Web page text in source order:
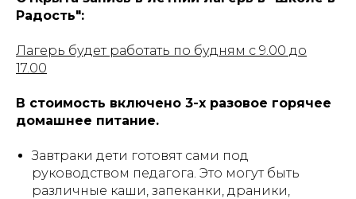
Радость":
Лагерь будет работать по будням с 9.00 до
17.00
В стоимость включено 3-х разовое горячее
домашнее питание.
Завтраки дети готовят сами под
руководством педагога. Это могут быть
различные каши, запеканки, драники,